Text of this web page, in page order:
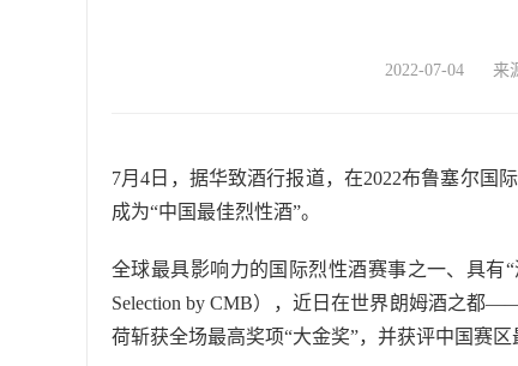
2022-07-04 来
7月4日，据华致酒行报道，在2022布鲁塞尔国
成为“中国最佳烈性酒”。
全球最具影响力的国际烈性酒赛事之一、具有
Selection by CMB），近日在世界朗姆酒之都
荷斩获全场最高奖项“大金奖”，并获评中国赛区